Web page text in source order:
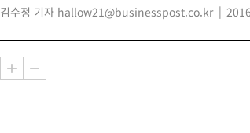
김수정 기자 hallow21@businesspost.co.kr